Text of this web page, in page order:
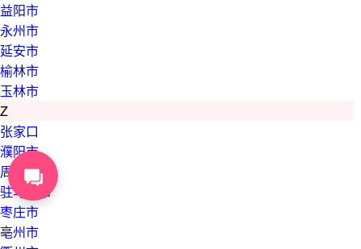
益阳市
永州市
延安市
榆林市
玉林市
Z
张家口
濮阳市
周口市
驻马店市
枣庄市
亳州市